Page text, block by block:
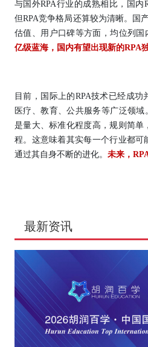
与国外RPA行业的成熟相比，国内
但RPA竞争格局还算较为清晰。国
估值、用户口碑等方面，均位列国
亿级蓝海，国内有望出现新的RPA
目前，国际上的RPA技术已经成功
医疗、教育、公共服务等广泛领
是量大、标准化程度高，规则简单
程。这意味着其实每一个行业都可
通过其自身不断的进化。 未来，
最新资讯